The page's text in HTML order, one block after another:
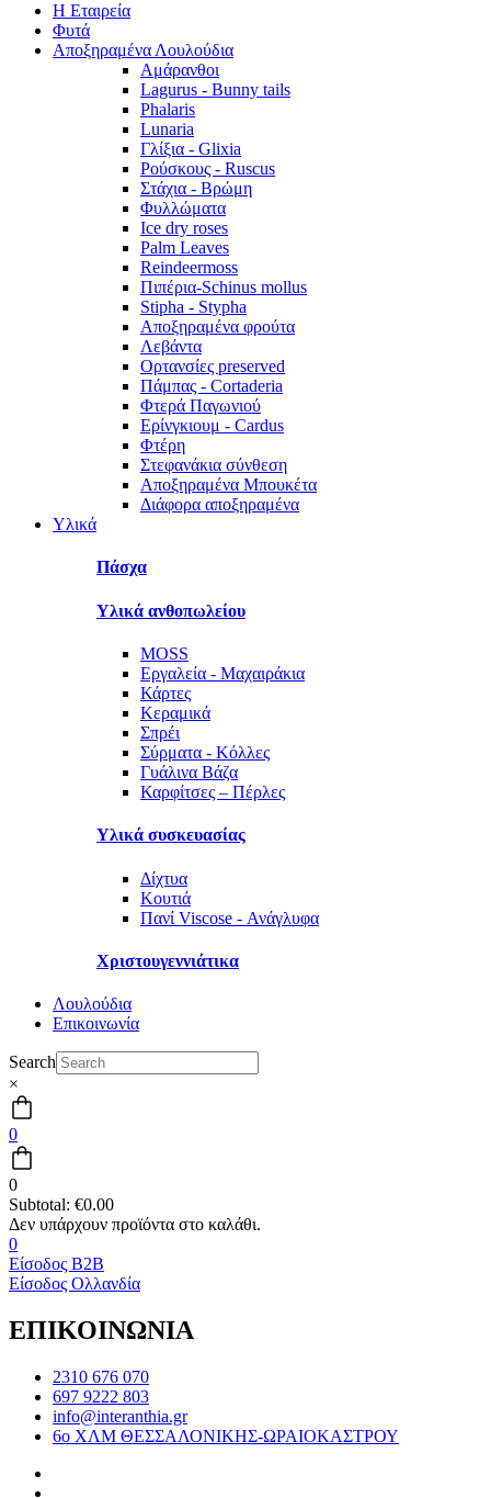
Η Εταιρεία
Φυτά
Αποξηραμένα Λουλούδια
Αμάρανθοι
Lagurus - Bunny tails
Phalaris
Lunaria
Γλίξια - Glixia
Ρούσκους - Ruscus
Στάχια - Βρώμη
Φυλλώματα
Ice dry roses
Palm Leaves
Reindeermoss
Πιπέρια-Schinus mollus
Stipha - Stypha
Αποξηραμένα φρούτα
Λεβάντα
Ορτανσίες preserved
Πάμπας - Cortaderia
Φτερά Παγωνιού
Ερίνγκιουμ - Cardus
Φτέρη
Στεφανάκια σύνθεση
Αποξηραμένα Μπουκέτα
Διάφορα αποξηραμένα
Υλικά
Πάσχα
Υλικά ανθοπωλείου
MOSS
Εργαλεία - Μαχαιράκια
Κάρτες
Κεραμικά
Σπρέι
Σύρματα - Κόλλες
Γυάλινα Βάζα
Καρφίτσες – Πέρλες
Υλικά συσκευασίας
Δίχτυα
Κουτιά
Πανί Viscose - Ανάγλυφα
Χριστουγεννιάτικα
Λουλούδια
Επικοινωνία
Search
×
0
0
Subtotal: €0.00
0
Είσοδος B2B
Είσοδος Ολλανδία
ΕΠΙΚΟΙΝΩΝΙΑ
2310 676 070
697 9222 803
info@interanthia.gr
6ο ΧΛΜ ΘΕΣΣΑΛΟΝΙΚΗΣ-ΩΡΑΙΟΚΑΣΤΡΟΥ